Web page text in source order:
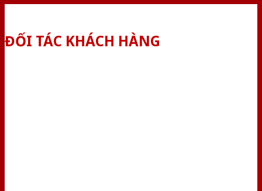
ĐỐI TÁC KHÁCH HÀNG